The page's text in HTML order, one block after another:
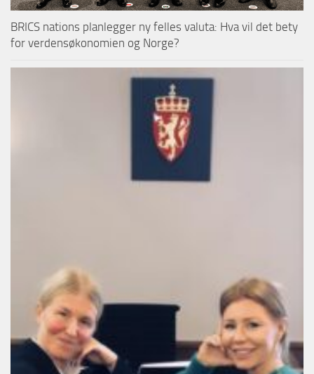
BRICS nations planlegger ny felles valuta: Hva vil det bety
for verdensøkonomien og Norge?